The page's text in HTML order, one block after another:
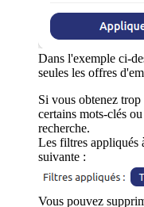
Dans l'exemple ci-
seules les offres
Si vous obtenez
certains mots-clés
recherche.
Les filtres appliqués
suivante :
Vous pouvez